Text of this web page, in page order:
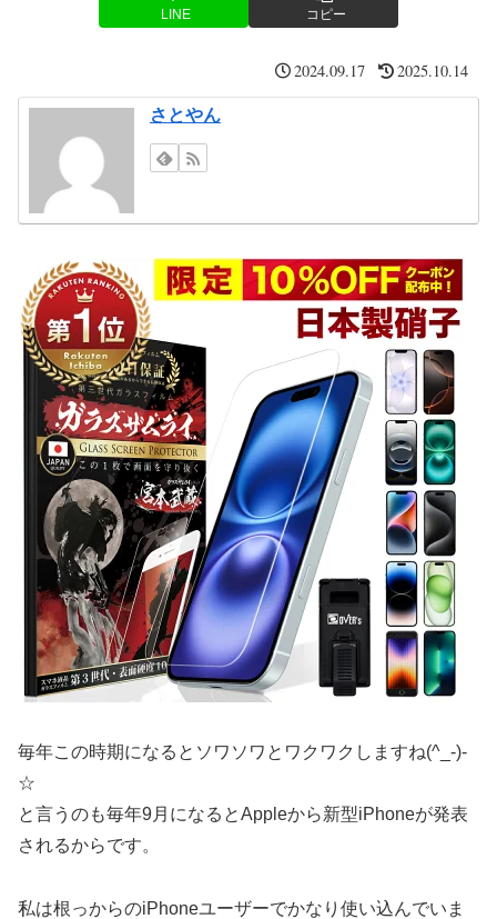
LINE コピー
2024.09.17 2025.10.14
さとやん
毎年この時期になるとソワソワとワクワクしますね(^_-)-
☆
と言うのも毎年9月になるとAppleから新型iPhoneが発表
されるからです。
私は根っからのiPhoneユーザーでかなり使い込んでいま